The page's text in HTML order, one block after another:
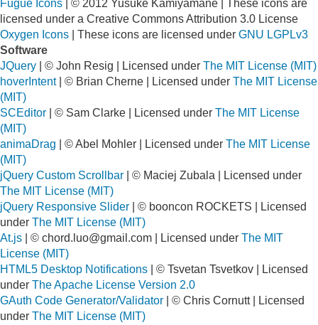
Fugue Icons | © 2012 Yusuke Kamiyamane | These icons are
licensed under a Creative Commons Attribution 3.0 License
Oxygen Icons | These icons are licensed under GNU LGPLv3
Software
JQuery | © John Resig | Licensed under The MIT License (MIT)
hoverIntent| © Brian Cherne | Licensed under The MIT License
(MIT)
SCEditor | © Sam Clarke | Licensed under The MIT License
(MIT)
animaDrag | © Abel Mohler | Licensed under The MIT License
(MIT)
jQuery Custom Scrollbar | © Maciej Zubala | Licensed under
The MIT License (MIT)
jQuery Responsive Slider | © booncon ROCKETS | Licensed
under The MIT License (MIT)
At.js | © chord.luo@gmail.com | Licensed under The MIT
License (MIT)
HTML5 Desktop Notifications | © Tsvetan Tsvetkov | Licensed
under The Apache License Version 2.0
GAuth Code Generator/Validator | © Chris Cornutt | Licensed
under The MIT License (MIT)